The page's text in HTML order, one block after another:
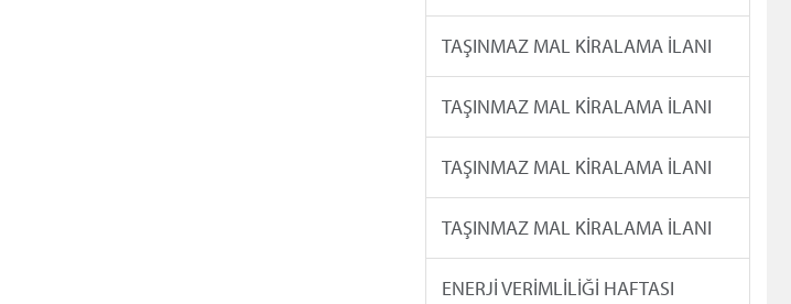
TAŞINMAZ MAL KİRALAMA İLANI
TAŞINMAZ MAL KİRALAMA İLANI
TAŞINMAZ MAL KİRALAMA İLANI
TAŞINMAZ MAL KİRALAMA İLANI
ENERJİ VERİMLİLİĞİ HAFTASI